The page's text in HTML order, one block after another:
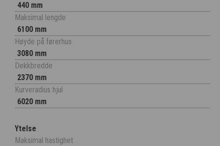
440 mm
Maksimal lengde
6100 mm
Høyde på førerhus
3080 mm
Dekkbredde
2370 mm
Kurveradius hjul
6020 mm
Ytelse
Maksimal hastighet